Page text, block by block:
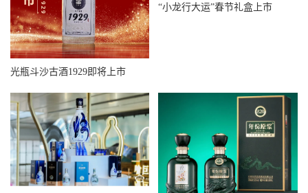
光瓶斗沙古酒1929即将上市
“小龙行大运”春节礼盒上市